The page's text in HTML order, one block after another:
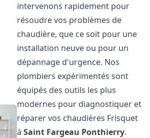
intervenons rapidement pour
résoudre vos problèmes de
chaudière, que ce soit pour une
installation neuve ou pour un
dépannage d'urgence. Nos
plombiers expérimentés sont
équipés des outils les plus
modernes pour diagnostiquer et
réparer vos chaudières Frisquet
àSaint Fargeau Ponthierry.